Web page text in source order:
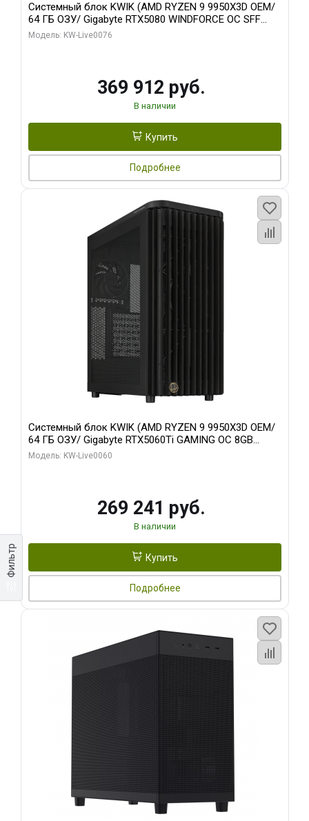
Фильтр
Системный блок KWIK (AMD RYZEN 9 9950X3D OEM/
64 ГБ ОЗУ/ Gigabyte RTX5080 WINDFORCE OC SFF
16GB GDDR7 256bit / 960 ГБ SSD)
Модель: KW-Live0076
369 912 руб.
В наличии
Купить
Подробнее
Системный блок KWIK (AMD RYZEN 9 9950X3D OEM/
64 ГБ ОЗУ/ Gigabyte RTX5060Ti GAMING OC 8GB
GDDR7 128bit 3xDP H/ 1 ТБ SSD)
Модель: KW-Live0060
269 241 руб.
В наличии
Купить
Подробнее